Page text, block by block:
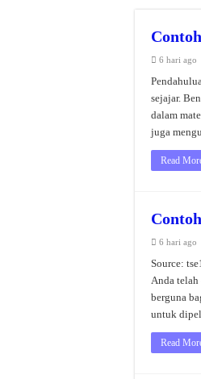
6 hari ago
sejajar.
dalam
juga
Read
6 hari ago
Source:
Anda telah
berguna
untuk
Read